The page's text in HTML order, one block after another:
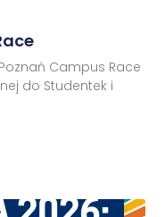
Campus Race
do Studentek i